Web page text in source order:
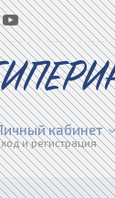
кабинет
и регистрация